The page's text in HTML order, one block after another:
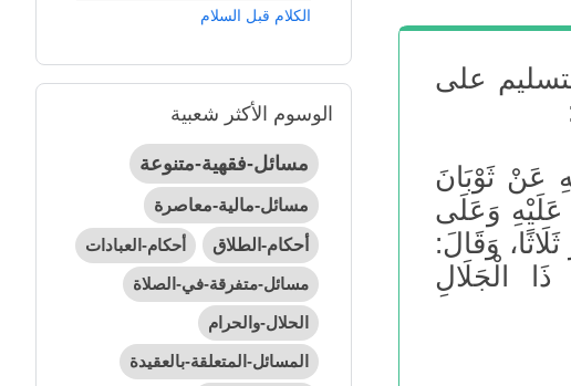
على
عَنْ ثَوْبَانَ
وَعَلَى
وَقَالَ:
الْجَلَالِ
الكلام قبل السلام
الوسوم الأكثر شعبية
مسائل-فقهية-متنوعة
مسائل-مالية-معاصرة
أحكام-الطلاق أحكام-العبادات
مسائل-متفرقة-في-الصلاة
الحلال-والحرام
المسائل-المتعلقة-بالعقيدة